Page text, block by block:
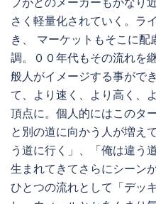
さく軽量化されていく。ラ
き、 マーケットもそこに配
調。００年代もその流れを
般人がイメージする事がで
て、より速く、より高く、
頂点に。個人的にはこのタ
と別の道に向かう人が増え
う道に行く」、「俺は違う
生まれてきてさらにシーン
ひとつの流れとして「デッ